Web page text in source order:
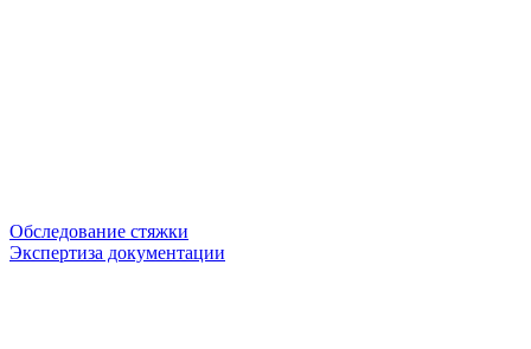
Обследование стяжки
Экспертиза документации